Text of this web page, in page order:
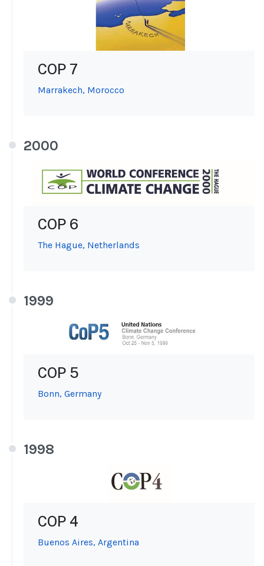
COP 7
Marrakech, Morocco
2000
COP 6
The Hague, Netherlands
1999
COP 5
Bonn, Germany
1998
COP 4
Buenos Aires, Argentina